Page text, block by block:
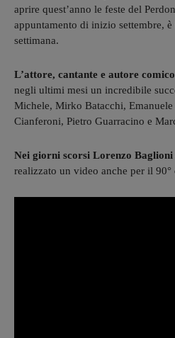
aprire quest’anno le feste del
appuntamento di inizio settembre,
settimana.
L’attore, cantante e autore
negli ultimi mesi un incredibile
Michele, Mirko Batacchi,
Cianferoni, Pietro Guarracino e
Nei giorni scorsi Lorenzo Baglioni
realizzato un video anche per il